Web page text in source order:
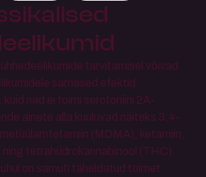
tarvitamisel võivad
sarnased efektid
nad ei toimi serotoniini 2A-
ainete alla kuuluvad näiteks 3,4-
(MDMA), ketamiin,
ning tetrahüdrokannabinool (THC).
on samuti täheldatud toimet